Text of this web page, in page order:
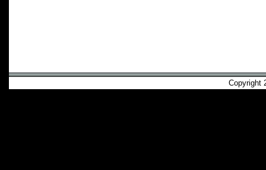
Copyright